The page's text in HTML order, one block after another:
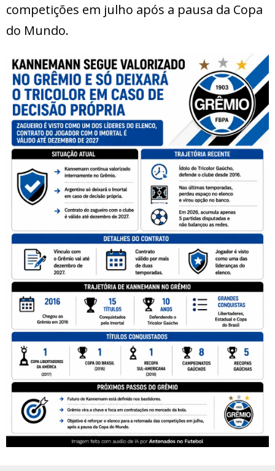
competições em julho após a pausa da Copa
do Mundo.